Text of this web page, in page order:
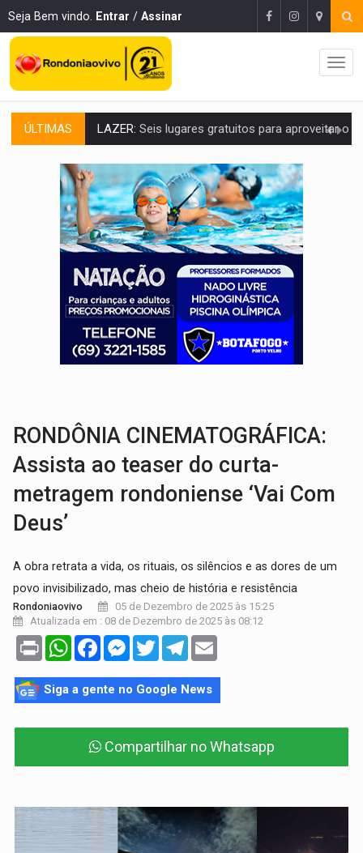
Seja Bem vindo. Entrar / Assinar
ÚLTIMAS VÍDEO:FTICCO e Força Tática prendem membro do CV com arma e drogas
INCLUSÃO:Prefeitura fortalece parceria com a APAE para ampliar ações
DEFESA:Exército testa inovações no combate a drones durante
TEMAS SOCIOAMBIENTAIS:Em Itapuã do Oeste, CINEMAZÔNIA leva cinema
Interior de Rondônia terá sábado (8) de calor
INFRAESTRUTURA: Após quase 30 anos de espera, asfalto chega ao
A ILHA:Coreografia de Rondônia estreia na programação do Festival de
ELEIÇÕES 2026: Sgt. Mouza esclarece 'erro de digitação' em declaração de
Seis lugares gratuitos para aproveitar o fim de semana
RONDÔNIA CINEMATOGRÁFICA:
Assista ao teaser do curta-
metragem rondoniense ‘Vai Com
Deus’
A obra retrata a vida, os rituais, os silêncios e as dores de um
povo invisibilizado, mas cheio de história e resistência
Rondoniaovivo
05 de Dezembro de 2025 às 15:25
Atualizada em : 08 de Dezembro de 2025 às 08:12
Print WhatsAppFacebookMessenger
TwitterTelegram
Siga a gente no Google News
Compartilhar no Whatsapp